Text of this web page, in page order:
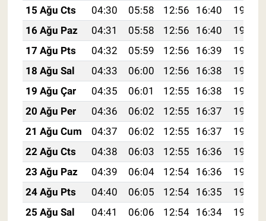
15 Ağu Cts
04:30 05:58 12:56 16:40
19:45
16 Ağu Paz
04:31 05:58 12:56 16:40
19:44
17 Ağu Pts
04:32 05:59 12:56 16:39
19:43
18 Ağu Sal
04:33 06:00 12:56 16:38
19:41
19 Ağu Çar
04:35 06:01 12:55 16:38
19:40
20 Ağu Per
04:36 06:02 12:55 16:37
19:39
21 Ağu Cum
04:37 06:02 12:55 16:37
19:38
22 Ağu Cts
04:38 06:03 12:55 16:36
19:36
23 Ağu Paz
04:39 06:04 12:54 16:36
19:35
24 Ağu Pts
04:40 06:05 12:54 16:35
19:34
25 Ağu Sal
04:41 06:06 12:54 16:34 19:32